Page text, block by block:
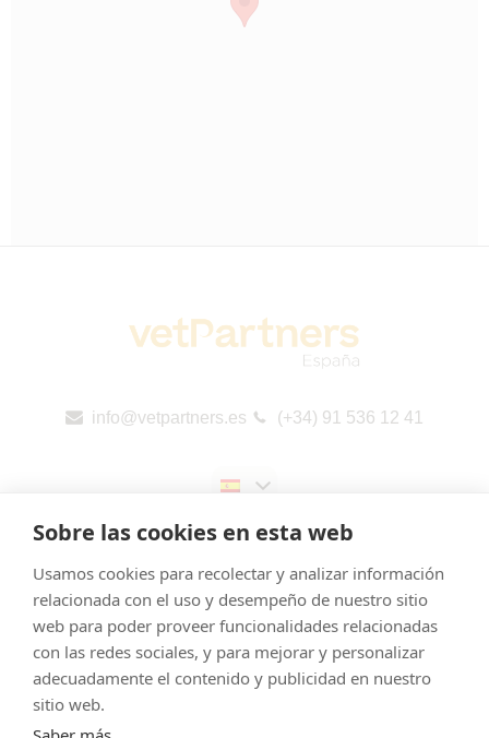
Sobre las cookies en esta web
Usamos cookies para recolectar y analizar información
relacionada con el uso y desempeño de nuestro sitio
web para poder proveer funcionalidades relacionadas
con las redes sociales, y para mejorar y personalizar
adecuadamente el contenido y publicidad en nuestro
sitio web.
info@vetpartners.es (+34) 91 536 12 41
Aviso legal
Cookies